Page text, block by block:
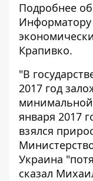
Подробнее
Информатору
Крапивко.
"В
2017 год
минимальной
января 2017
взялся
Украина
сказал